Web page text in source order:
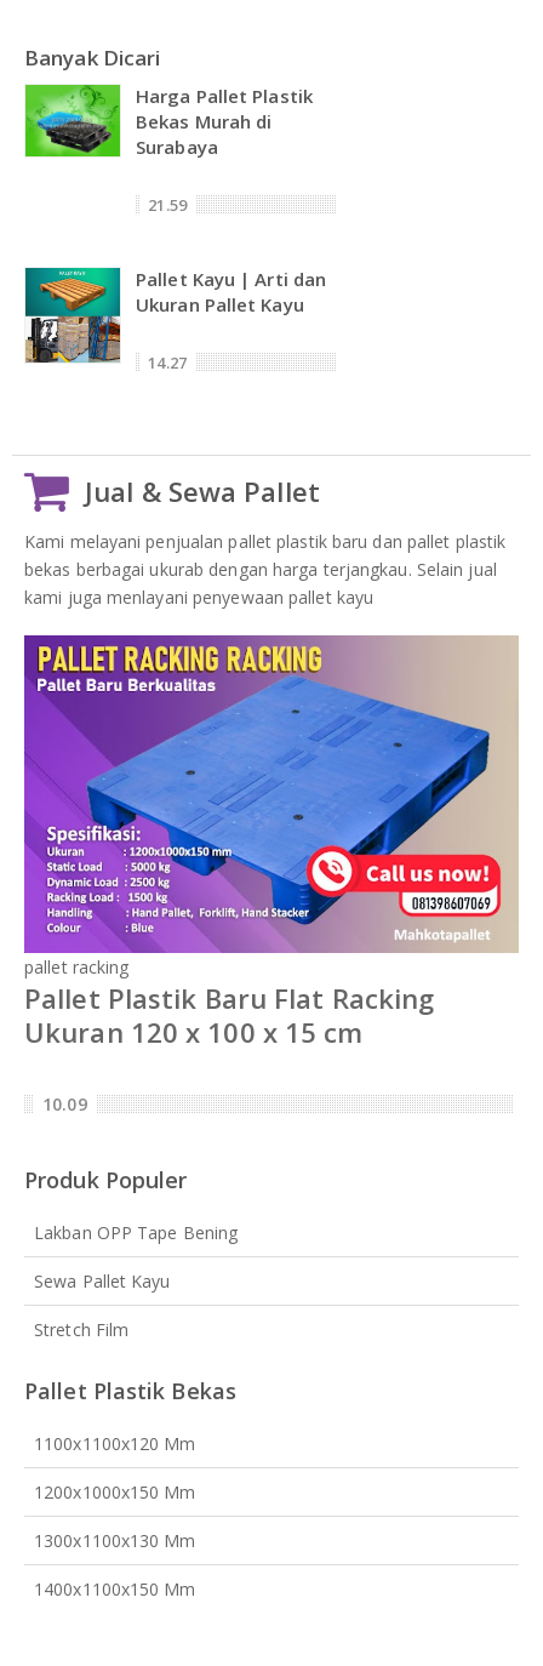
Banyak Dicari
Harga Pallet Plastik
Bekas Murah di
Surabaya
21.59
Pallet Kayu | Arti dan
Ukuran Pallet Kayu
14.27
Jual & Sewa Pallet
Kami melayani penjualan pallet plastik baru dan pallet plastik
bekas berbagai ukurab dengan harga terjangkau. Selain jual
kami juga menlayani penyewaan pallet kayu
pallet racking
Pallet Plastik Baru Flat Racking
Ukuran 120 x 100 x 15 cm
10.09
Produk Populer
Lakban OPP Tape Bening
Sewa Pallet Kayu
Stretch Film
Pallet Plastik Bekas
1100x1100x120 Mm
1200x1000x150 Mm
1300x1100x130 Mm
1400x1100x150 Mm